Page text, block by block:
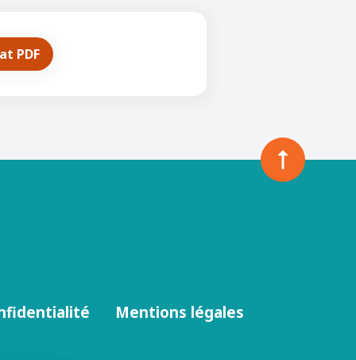
PDF
Mentions légales